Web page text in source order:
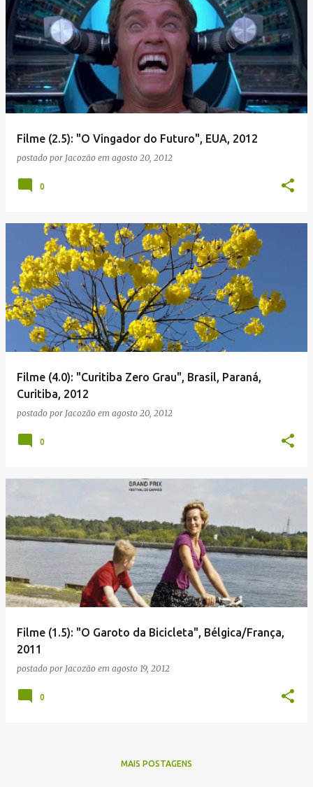
Filme (2.5): "O Vingador do Futuro", EUA, 2012
postado por Jacozão em agosto 20, 2012
0
Filme (4.0): "Curitiba Zero Grau", Brasil, Paraná,
Curitiba, 2012
postado por Jacozão em agosto 20, 2012
0
Filme (1.5): "O Garoto da Bicicleta", Bélgica/França,
2011
postado por Jacozão em agosto 19, 2012
0
MAIS POSTAGENS